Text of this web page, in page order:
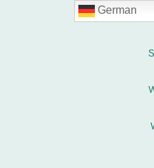
German